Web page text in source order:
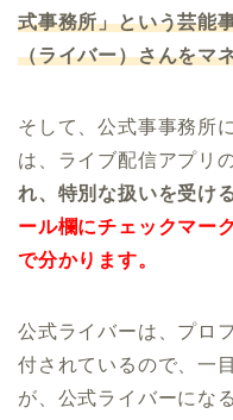
式事務所」という芸能
（ライバー）さんをマ
そして、公式事事務所
は、ライブ配信アプリ
れ、特別な扱いを受け
ール欄にチェックマー
で分かります。
公式ライバーは、プロ
付されているので、一
が、公式ライバーにな